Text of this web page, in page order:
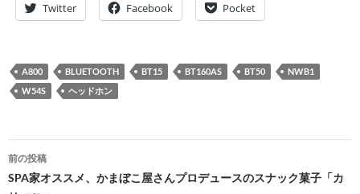
Twitter Facebook Pocket
A800 BLUETOOTH BT15 BT160AS BT50
NWB1
W54S
ヘッドホン
投
稿
前の投稿
SPA家オススメ、かまぼこ屋さんプロデュースのスナック菓子「カ